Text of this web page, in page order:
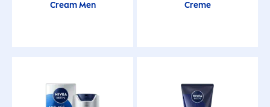
Peeling
Pflegend
CreamMen
Creme